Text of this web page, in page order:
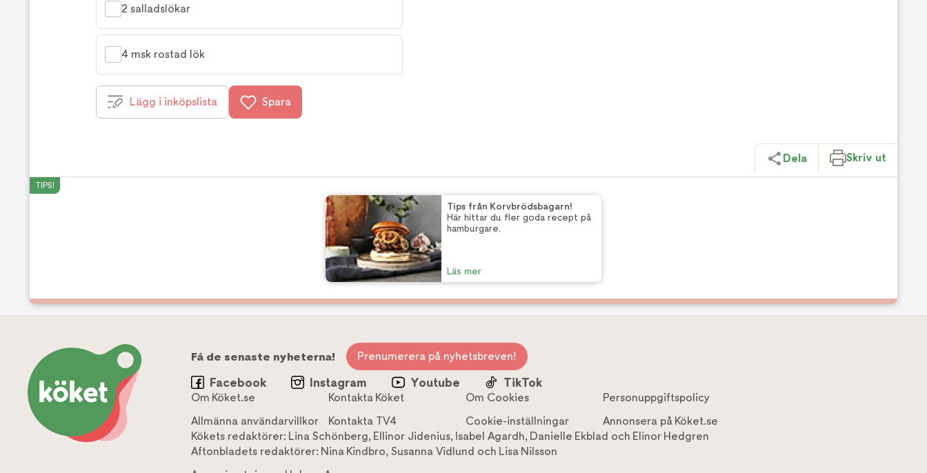
2 salladslökar
4 msk rostad lök
Lägg i inköpslista Spara
Dela Skriv ut
TIPS!
Tips från Korvbrödsbagarn!
Här hittar du fler goda recept på
hamburgare.
Läs mer
Få de senaste nyheterna! Prenumerera på nyhetsbreven!
Facebook Instagram Youtube TikTok
Om Köket.se Kontakta Köket Om Cookies
Personuppgiftspolicy
Allmänna användarvillkor
Kontakta TV4 Cookie-inställningar
Annonsera på Köket.se
Kökets redaktörer: Lina Schönberg, Ellinor Jidenius, Isabel Agardh, Danielle Ekblad och Elinor Hedgren
Aftonbladets redaktörer: Nina Kindbro, Susanna Vidlund och Lisa Nilsson